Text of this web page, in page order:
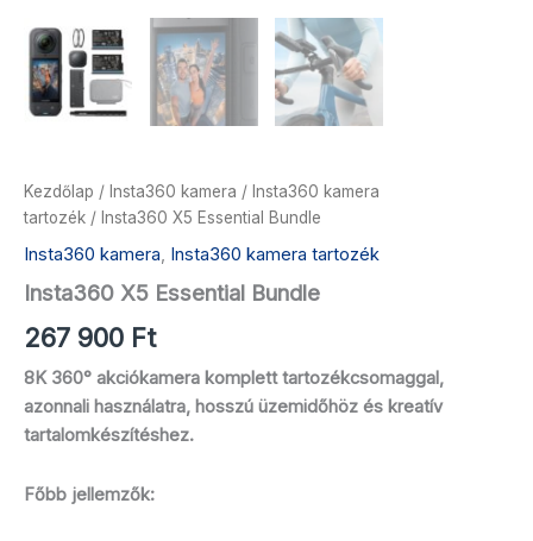
Kezdőlap / Insta360 kamera / Insta360 kamera
tartozék / Insta360 X5 Essential Bundle
Insta360 kamera, Insta360 kamera tartozék
Insta360 X5 Essential Bundle
267 900 Ft
8K 360° akciókamera komplett tartozékcsomaggal,
azonnali használatra, hosszú üzemidőhöz és kreatív
tartalomkészítéshez.
Főbb jellemzők: